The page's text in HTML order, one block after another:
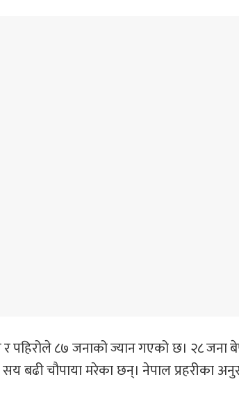
र पहिरोले ८७ जनाको ज्यान गएको छ। २८ जना
बढी चौपाया मरेका छन्। नेपाल प्रहरीका